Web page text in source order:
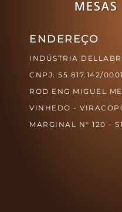
ENDEREÇO
INDÚSTRIA
CNPJ: 55.817.142/
ROD ENG MIGUEL
VINHEDO -
MARGINAL N° 120 -